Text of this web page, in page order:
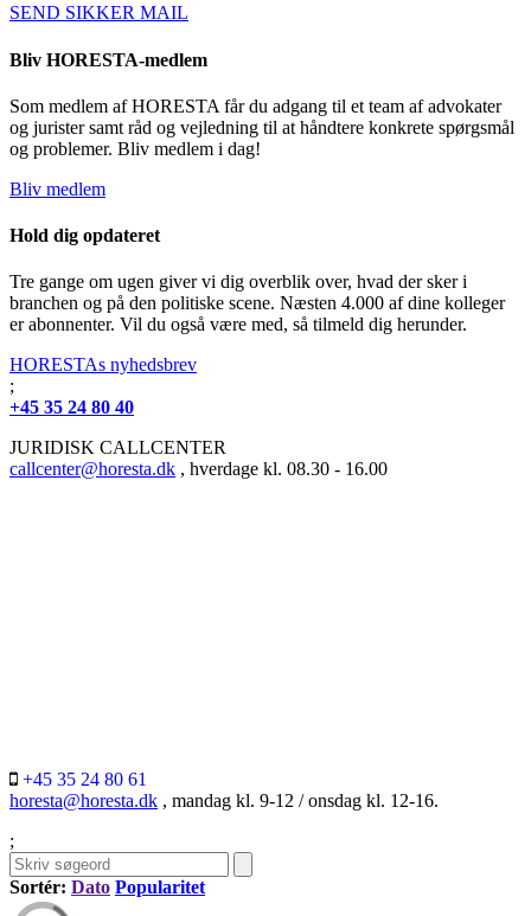
SEND SIKKER MAIL
Bliv HORESTA-medlem
Som medlem af HORESTA får du adgang til et team af advokater
og jurister samt råd og vejledning til at håndtere konkrete spørgsmål
og problemer. Bliv medlem i dag!
Bliv medlem
Hold dig opdateret
Tre gange om ugen giver vi dig overblik over, hvad der sker i
branchen og på den politiske scene. Næsten 4.000 af dine kolleger
er abonnenter. Vil du også være med, så tilmeld dig herunder.
HORESTAs nyhedsbrev
;
+45 35 24 80 40
JURIDISK CALLCENTER
callcenter@horesta.dk , hverdage kl. 08.30 - 16.00
+45 35 24 80 61
horesta@horesta.dk , mandag kl. 9-12 / onsdag kl. 12-16.
;
Sortér: Dato Popularitet